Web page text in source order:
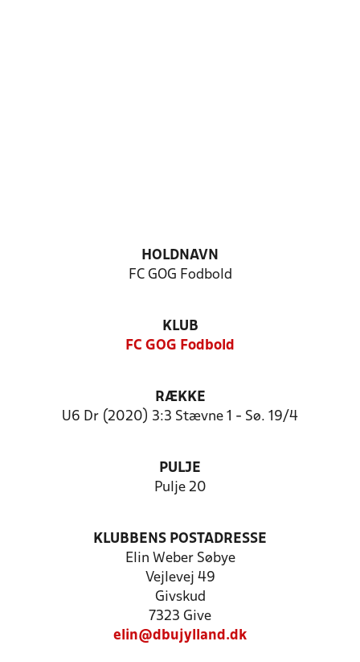
HOLDNAVN
FC GOG Fodbold
KLUB
FC GOG Fodbold
RÆKKE
U6 Dr (2020) 3:3 Stævne 1 - Sø. 19/4
PULJE
Pulje 20
KLUBBENS POSTADRESSE
Elin Weber Søbye
Vejlevej 49
Givskud
7323 Give
elin@dbujylland.dk